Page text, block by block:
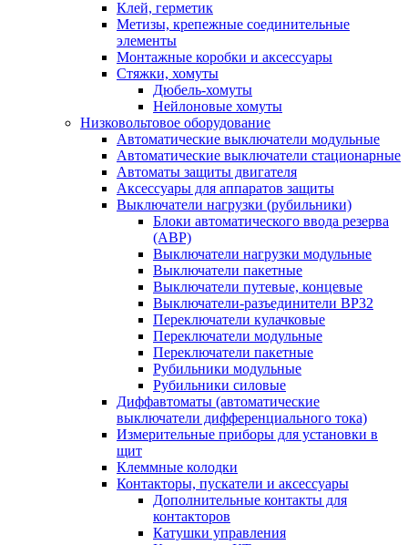
Клей, герметик
Метизы, крепежные соединительные
элементы
Монтажные коробки и аксессуары
Стяжки, хомуты
Дюбель-хомуты
Нейлоновые хомуты
Низковольтовое оборудование
Автоматические выключатели модульные
Автоматические выключатели стационарные
Автоматы защиты двигателя
Аксессуары для аппаратов защиты
Выключатели нагрузки (рубильники)
Блоки автоматического ввода резерва
(АВР)
Выключатели нагрузки модульные
Выключатели пакетные
Выключатели путевые, концевые
Выключатели-разъединители ВР32
Переключатели кулачковые
Переключатели модульные
Переключатели пакетные
Рубильники модульные
Рубильники силовые
Диффавтоматы (автоматические
выключатели дифференциального тока)
Измерительные приборы для установки в
щит
Клеммные колодки
Контакторы, пускатели и аксессуары
Дополнительные контакты для
контакторов
Катушки управления